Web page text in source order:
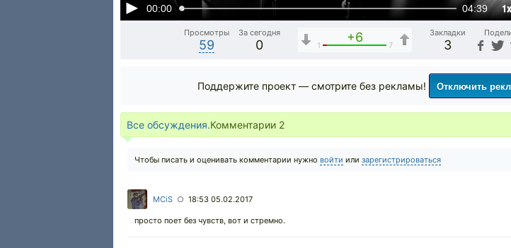
00:00 04:39 1x
Просмотры
59
За сегодня
0
+6
1 7
Закладки
3
Поддержите проект — смотрите без рекламы! Отключить
Все обсуждения.Комментарии 2
Чтобы писать и оценивать комментарии нужно войти или зарегистрироваться
MCiS ○ 18:53 05.02.2017
просто поет без чувств, вот и стремно.